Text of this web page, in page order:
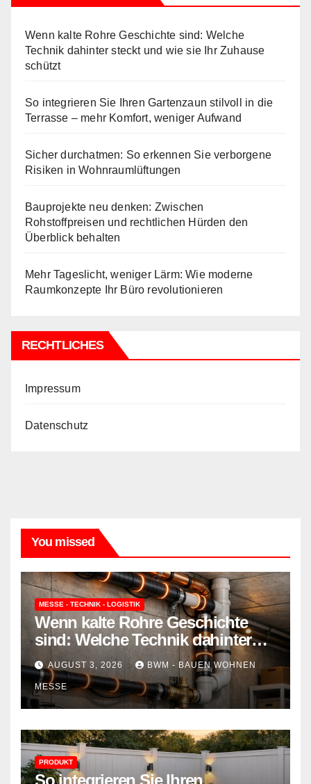
Wenn kalte Rohre Geschichte sind: Welche
Technik dahinter steckt und wie sie Ihr Zuhause
schützt
So integrieren Sie Ihren Gartenzaun stilvoll in die
Terrasse – mehr Komfort, weniger Aufwand
Sicher durchatmen: So erkennen Sie verborgene
Risiken in Wohnraumlüftungen
Bauprojekte neu denken: Zwischen
Rohstoffpreisen und rechtlichen Hürden den
Überblick behalten
Mehr Tageslicht, weniger Lärm: Wie moderne
Raumkonzepte Ihr Büro revolutionieren
RECHTLICHES
Impressum
Datenschutz
You missed
MESSE - TECHNIK - LOGISTIK
Wenn kalte Rohre Geschichte
sind: Welche Technik dahinter
steckt und wie sie Ihr Zuhause
schützt
AUGUST 3, 2026 BWM - BAUEN WOHNEN
MESSE
PRODUKT
So integrieren Sie Ihren